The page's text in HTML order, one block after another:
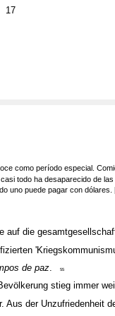
17
como período especial.
todo ha desaparecido de
uno puede pagar con dólares.
auf die
de paz 55
stieg immer
Aus der Unzufriedenheit